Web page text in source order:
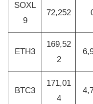
SOXL
9
72,252
ETH3
169,52
2
BTC3
171,01
4